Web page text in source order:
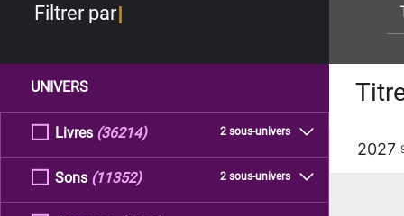
Filtrer par
UNIVERS
Livres 2 sous-univers
(36214)
Sons 2 sous-univers
(11352)
2027